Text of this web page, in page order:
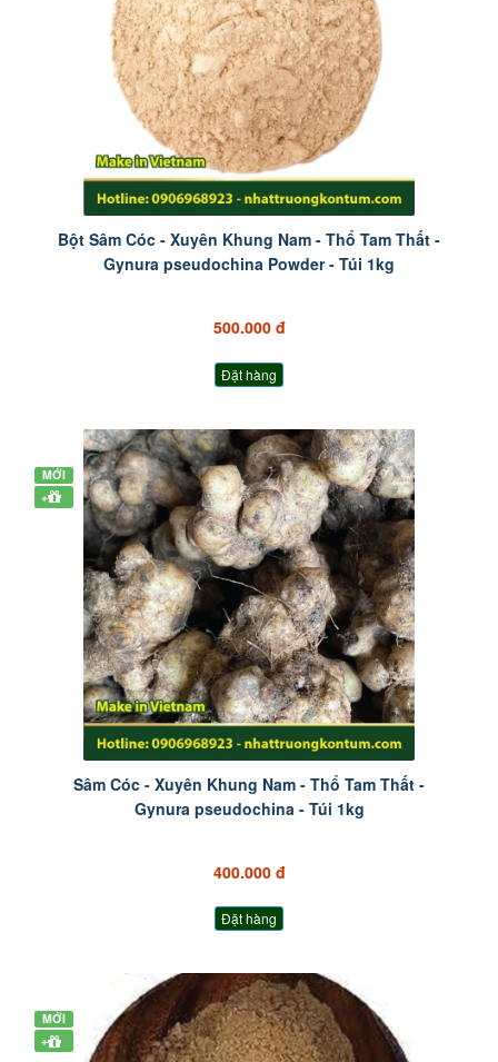
Bột Sâm Cóc - Xuyên Khung Nam - Thổ Tam Thất -
Gynura pseudochina Powder - Túi 1kg
500.000 đ
Đặt hàng
MỚI
+
Sâm Cóc - Xuyên Khung Nam - Thổ Tam Thất -
Gynura pseudochina - Túi 1kg
400.000 đ
Đặt hàng
MỚI
+